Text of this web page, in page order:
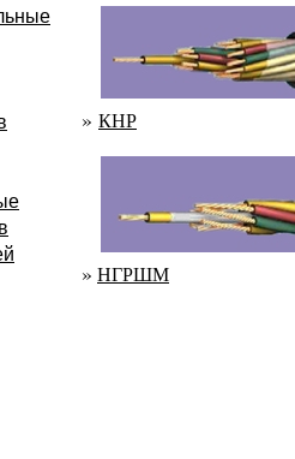
» КНР
» НГРШМ